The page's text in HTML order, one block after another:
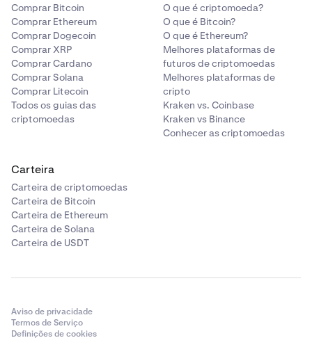
Comprar Bitcoin
Comprar Ethereum
Comprar Dogecoin
Comprar XRP
Comprar Cardano
Comprar Solana
Comprar Litecoin
Todos os guias das
criptomoedas
O que é criptomoeda?
O que é Bitcoin?
O que é Ethereum?
Melhores plataformas de
futuros de criptomoedas
Melhores plataformas de
cripto
Kraken vs. Coinbase
Kraken vs Binance
Conhecer as criptomoedas
Carteira
Carteira de criptomoedas
Carteira de Bitcoin
Carteira de Ethereum
Carteira de Solana
Carteira de USDT
Aviso de privacidade
Termos de Serviço
Definições de cookies